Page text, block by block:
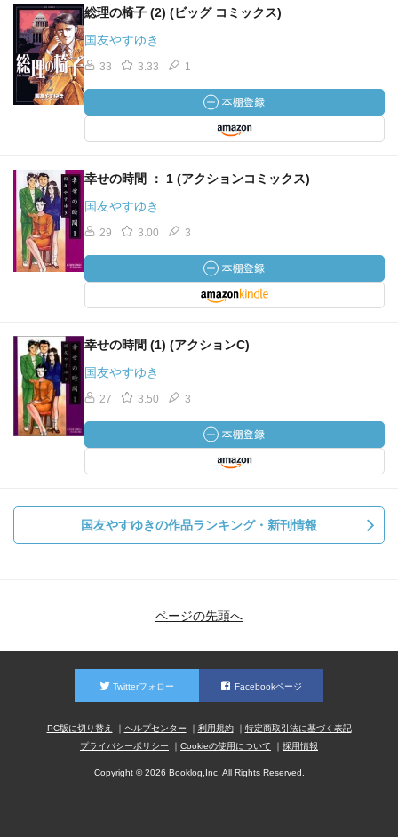
総理の椅子 (2) (ビッグ コミックス)
国友やすゆき
33 3.33 1
幸せの時間 ： 1 (アクションコミックス)
国友やすゆき
29 3.00 3
幸せの時間 (1) (アクションC)
国友やすゆき
27 3.50 3
国友やすゆきの作品ランキング・新刊情報
ページの先頭へ
Twitterフォロー Facebookページ
PC版に切り替え ヘルプセンター 利用規約
特定商取引法に基づく表記
プライバシーポリシー
Cookieの使用について 採用情報
Copyright © 2026 Booklog,Inc. All Rights Reserved.